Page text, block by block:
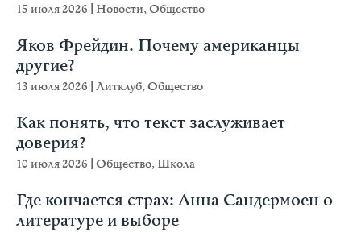
15 июля 2026 Новости,Общество
Яков Фрейдин. Почему американцы
другие?
13 июля 2026 Литклуб,Общество
Как понять, что текст заслуживает
доверия?
10 июля 2026 Общество, Школа
Где кончается страх: Анна Сандермоен о
литературе и выборе